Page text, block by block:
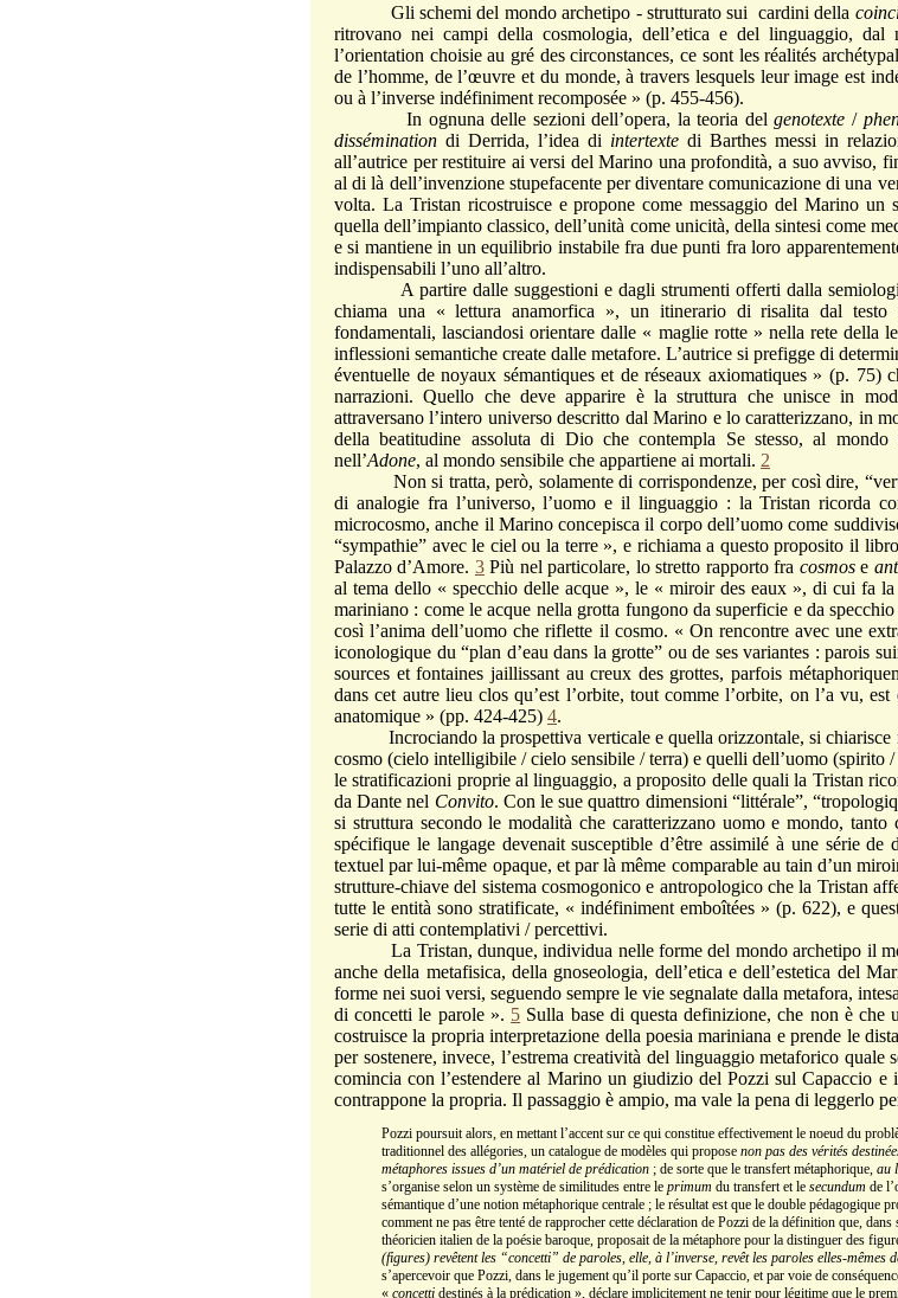
Gli schemi del mondo archetipo - strutturato sui cardini della
ritrovano nei campi della cosmologia, dell’etica e del linguaggio,
l’orientation choisie au gré des circonstances, ce sont les réalités
de l’homme, de l’œuvre et du monde, à travers lesquels leur image est
ou à l’inverse indéfiniment recomposée » (p. 455-456).
In ognuna delle sezioni dell’opera, la teoria delgenotexte /
dissémination di Derrida, l’idea di intertexte di Barthes messi in
all’autrice per restituire ai versi del Marino una profondità, a suo avviso,
al di là dell’invenzione stupefacente per diventare comunicazione di una
volta. La Tristan ricostruisce e propone come messaggio del Marino un
quella dell’impianto classico, dell’unità come unicità, della sintesi come
e si mantiene in un equilibrio instabile fra due punti fra loro
indispensabili l’uno all’altro.
A partire dalle suggestioni e dagli strumenti offerti dalla semiologia
chiama una « lettura anamorfica », un itinerario di risalita dal testo
fondamentali, lasciandosi orientare dalle « maglie rotte » nella rete della
inflessioni semantiche create dalle metafore. L’autrice si prefigge di
éventuelle de noyaux sémantiques et de réseaux axiomatiques » (p. 75)
narrazioni. Quello che deve apparire è la struttura che unisce in
attraversano l’intero universo descritto dal Marino e lo caratterizzano, in
della beatitudine assoluta di Dio che contempla Se stesso, al
nell’Adone, al mondo sensibile che appartiene ai mortali. 2
Non si tratta, però, solamente di corrispondenze, per così dire,
di analogie fra l’universo, l’uomo e il linguaggio : la Tristan ricorda
microcosmo, anche il Marino concepisca il corpo dell’uomo come
“sympathie” avec le ciel ou la terre », e richiama a questo proposito il
Palazzo d’Amore. 3Più nel particolare, lo stretto rapporto fra cosmose
al tema dello « specchio delle acque », le « miroir des eaux », di cui fa
mariniano : come le acque nella grotta fungono da superficie e da
così l’anima dell’uomo che riflette il cosmo. « On rencontre avec une
iconologique du “plan d’eau dans la grotte” ou de ses variantes : parois
sources et fontaines jaillissant au creux des grottes, parfois
dans cet autre lieu clos qu’est l’orbite, tout comme l’orbite, on l’a vu,
anatomique » (pp. 424-425) 4.
Incrociando la prospettiva verticale e quella orizzontale, si chiarisce
cosmo (cielo intelligibile / cielo sensibile / terra) e quelli dell’uomo (spirito
le stratificazioni proprie al linguaggio, a proposito delle quali la Tristan
da Dante nel Convito. Con le sue quattro dimensioni “littérale”,
si struttura secondo le modalità che caratterizzano uomo e mondo,
spécifique le langage devenait susceptible d’être assimilé à une série
textuel par lui-même opaque, et par là même comparable au tain d’un
strutture-chiave del sistema cosmogonico e antropologico che la Tristan
tutte le entità sono stratificate, « indéfiniment emboîtées » (p. 622), e
serie di atti contemplativi / percettivi.
La Tristan, dunque, individua nelle forme del mondo archetipo il
anche della metafisica, della gnoseologia, dell’etica e dell’estetica del
forme nei suoi versi, seguendo sempre le vie segnalate dalla metafora,
di concetti le parole ». 5 Sulla base di questa definizione, che non è
costruisce la propria interpretazione della poesia mariniana e prende le
per sostenere, invece, l’estrema creatività del linguaggio metaforico quale
comincia con l’estendere al Marino un giudizio del Pozzi sul Capaccio
contrappone la propria. Il passaggio è ampio, ma vale la pena di leggerlo
Pozzi poursuit alors, en mettant l’accent sur ce qui constitue effectivement le noeud du
traditionnel des allégories, un catalogue de modèles qui propose non pas des vérités
métaphores issues d’un matériel de prédication ; de sorte que le transfert métaphorique, au
s’organise selon un système de similitudes entre le primum du transfert et le secundum de
sémantique d’une notion métaphorique centrale ; le résultat est que le double pédagogique
comment ne pas être tenté de rapprocher cette déclaration de Pozzi de la définition que, dans
théoricien italien de la poésie baroque, proposait de la métaphore pour la distinguer des
(figures) revêtent les “concetti” de paroles, elle, à l’inverse, revêt les paroles elles-mêmes
s’apercevoir que Pozzi, dans le jugement qu’il porte sur Capaccio, et par voie de
« concetti destinés à la prédication », déclare implicitement ne tenir pour légitime que le